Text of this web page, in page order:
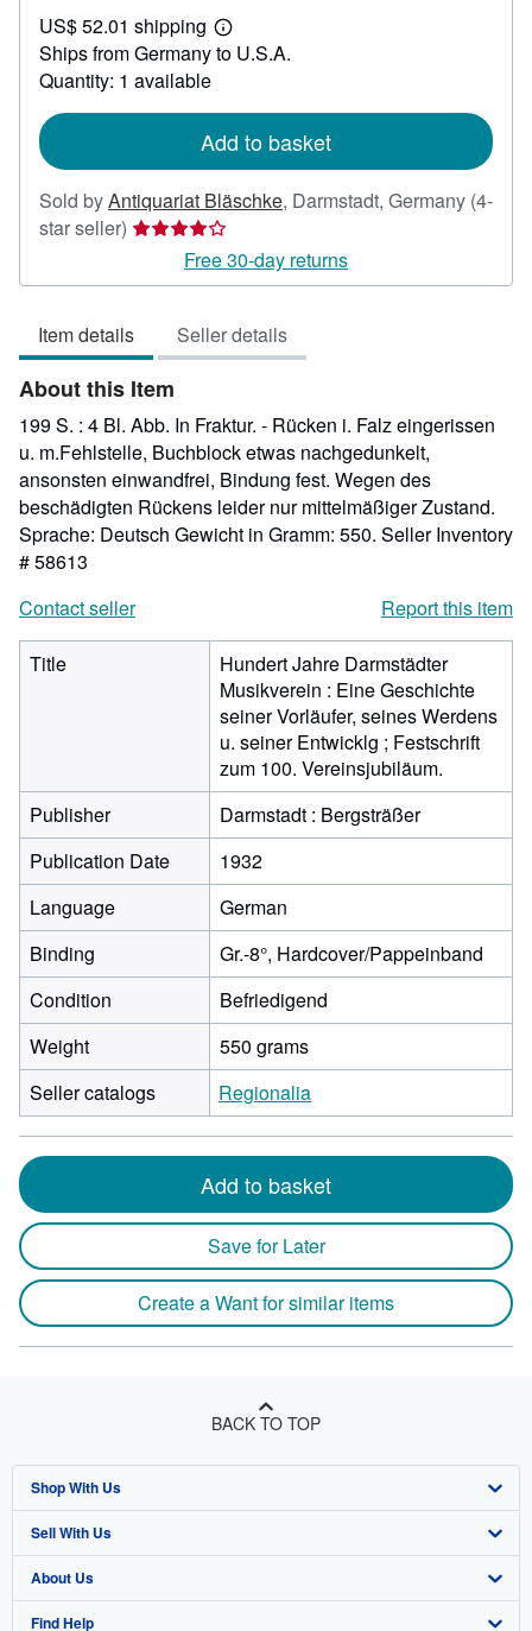
29.76
US$ 52.01 shipping
Learn
more
Ships from Germany to U.S.A.
Quantity: 1 available
Add to basket
Sold byAntiquariat Bläschke, Darmstadt, Germany (4-
star seller) Seller
4
of
5
stars
Free 30-day returns
Item details Seller details
About this Item
199 S. : 4 Bl. Abb. In Fraktur. - Rücken i. Falz eingerissen
u. m.Fehlstelle, Buchblock etwas nachgedunkelt,
ansonsten einwandfrei, Bindung fest. Wegen des
beschädigten Rückens leider nur mittelmäßiger Zustand.
Sprache: Deutsch Gewicht in Gramm: 550. Seller Inventory
# 58613
Contact seller
Report this item
Title
Hundert Jahre Darmstädter
Musikverein : Eine Geschichte
seiner Vorläufer, seines Werdens
u. seiner Entwicklg ; Festschrift
zum 100. Vereinsjubiläum.
Publisher
Darmstadt : Bergsträßer
Publication Date
1932
Language
German
Binding
Gr.-8°, Hardcover/Pappeinband
Condition
Befriedigend
Weight
550 grams
Seller catalogs
Regionalia
Add to basket
Save for Later
Create a Want for similar items
BACK TO TOP
Shop With Us
Advanced Search
Browse Collections
My Account
Sell With Us
Start Selling
Join Our Affiliate Program
About Us
About AbeBooks
Find Help